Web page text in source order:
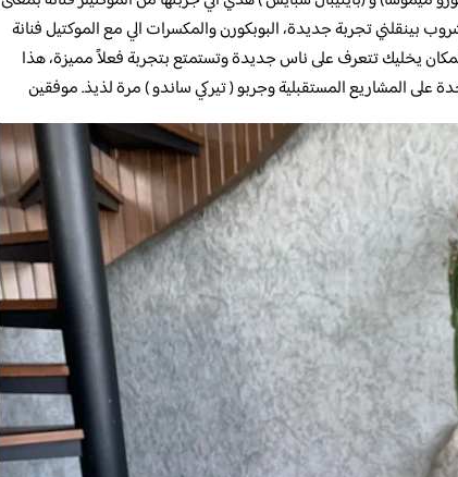
بينقلني تجربة جديدة، البوبكورن والمكسرات الي مع الموكتيل فنانة
يخليك تتعرف على ناس جديدة وتستمتع بتجربة فعلاً مميزة، هذا
على المشاريع المستقبلية وجربو ( تيركي ساندو ) مرة لذيذ. موفقين